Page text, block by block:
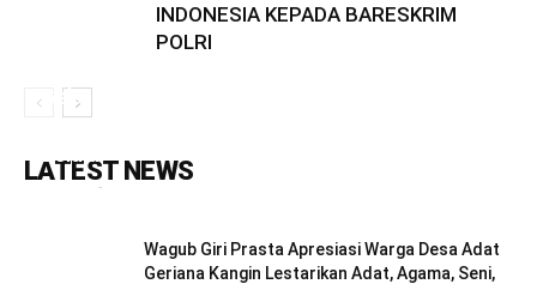
INDONESIA KEPADA BARESKRIM
POLRI
LATEST NEWS
Gelar Pendampingan Penyusunan Instrumen
Keterampilan Berpikir Kritis dan Kemandirian
Redaksi - 9 Agustus 2023
Wagub Giri Prasta Apresiasi Warga Desa Adat
Geriana Kangin Lestarikan Adat, Agama, Seni,